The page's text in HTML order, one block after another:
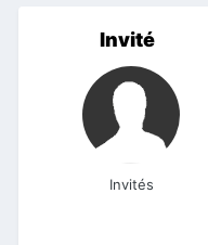
Invité
Invités